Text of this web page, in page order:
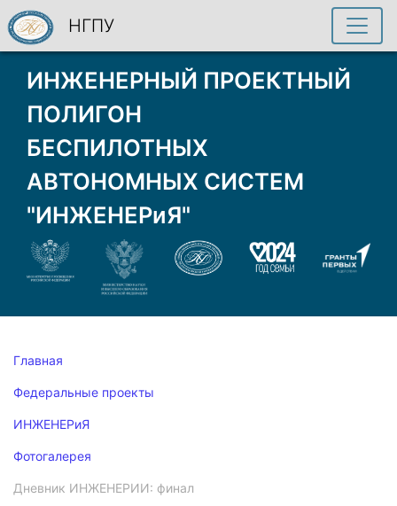
ИНЖЕНЕРНЫЙ ПРОЕКТНЫЙ
ПОЛИГОН
БЕСПИЛОТНЫХ
АВТОНОМНЫХ СИСТЕМ
"ИНЖЕНЕРиЯ"
НГПУ
Главная
Федеральные проекты
ИНЖЕНЕРиЯ
Фотогалерея
Дневник ИНЖЕНЕРИИ: финал